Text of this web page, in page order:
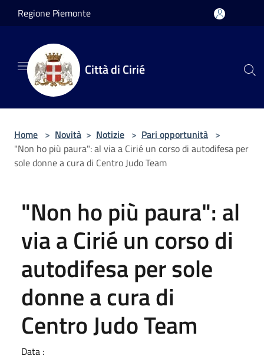
Salta al contenuto principale
Regione Piemonte
Città di Cirié
Home > Novità > Notizie > Pari opportunità >
"Non ho più paura": al via a Cirié un corso di autodifesa per
sole donne a cura di Centro Judo Team
"Non ho più paura": al
via a Cirié un corso di
autodifesa per sole
donne a cura di
Centro Judo Team
Data :